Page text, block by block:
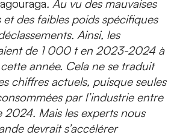
. Au vu des mauvaises
des faibles poids spécifiques
Ainsi, les
de 1 000 t en 2023-2024 à
année. Cela ne se traduit
chiffres actuels, puisque seules
par l’industrie entre
Mais les experts nous
devrait s’accélérer